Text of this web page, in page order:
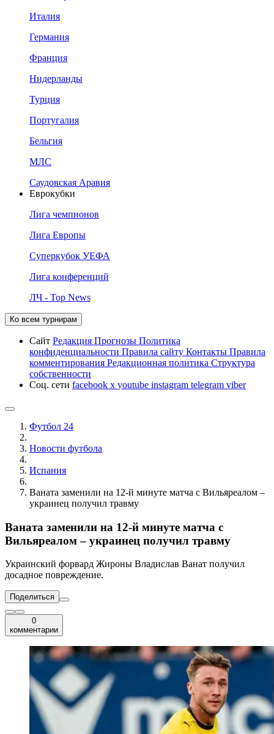
Италия
Германия
Франция
Нидерланды
Турция
Португалия
Бельгия
МЛС
Саудовская Аравия
Еврокубки
Лига чемпионов
Лига Европы
Суперкубок УЕФА
Лига конференций
ЛЧ - Top News
Ко всем турнирам
Сайт Редакция Прогнозы Политика
конфиденциальности Правила сайту Контакты Правила
комментирования Редакционная политика Структура
собственности
Соц. сети facebook x youtube instagram telegram viber
Футбол 24
Новости футбола
Испания
Ваната заменили на 12-й минуте матча с Вильяреалом –
украинец получил травму
Ваната заменили на 12-й минуте матча с
Вильяреалом – украинец получил травму
Украинский форвард Жироны Владислав Ванат получил
досадное повреждение.
Поделиться
0
комментарии